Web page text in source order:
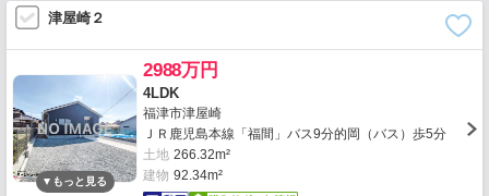
津屋崎２
2988万円
4LDK
福津市津屋崎
ＪＲ鹿児島本線「福間」バス9分的岡（バス）歩5分
土地 266.32m²
建物 92.34m²